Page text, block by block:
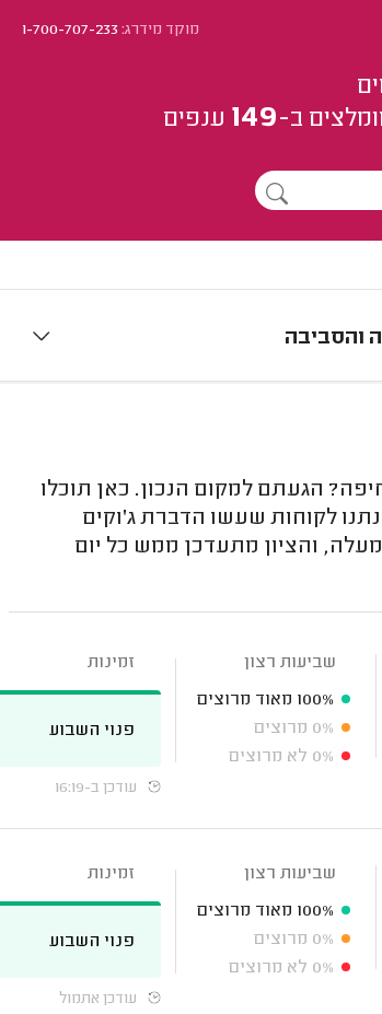
מוקד מידרג:1-700-707-233
ב-149 ענפים
והסביבה
הגעתם למקום הנכון. כאן תוכלו
לקוחות שעשו הדברת ג'וקים
בדיוק כמוכם. כדאי לדעת שברשימה מופיעים רק מדבירים מציון 9 ומעלה, והציון מתעדכן ממש כל יום
שביעות רצון
100% מאוד מרוצים
0% מרוצים
0% לא מרוצים
זמינות
פנוי השבוע
עודכן ב-16:19
שביעות רצון
100% מאוד מרוצים
0% מרוצים
0% לא מרוצים
זמינות
פנוי השבוע
עודכן אתמול